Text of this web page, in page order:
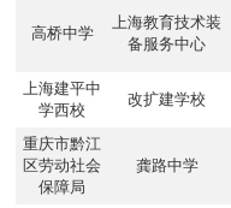
高桥中学
上海教育技术装
备服务中心
上海建平中
学西校
改扩建学校
重庆市黔江
区劳动社会
保障局
龚路中学